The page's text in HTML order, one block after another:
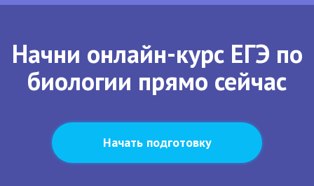
Начни онлайн-курс ЕГЭ по
биологии прямо сейчас
Начать подготовку